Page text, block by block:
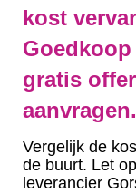
kost
gratis
aanvragen.
Vergelijk de
de buurt. Let
leverancier